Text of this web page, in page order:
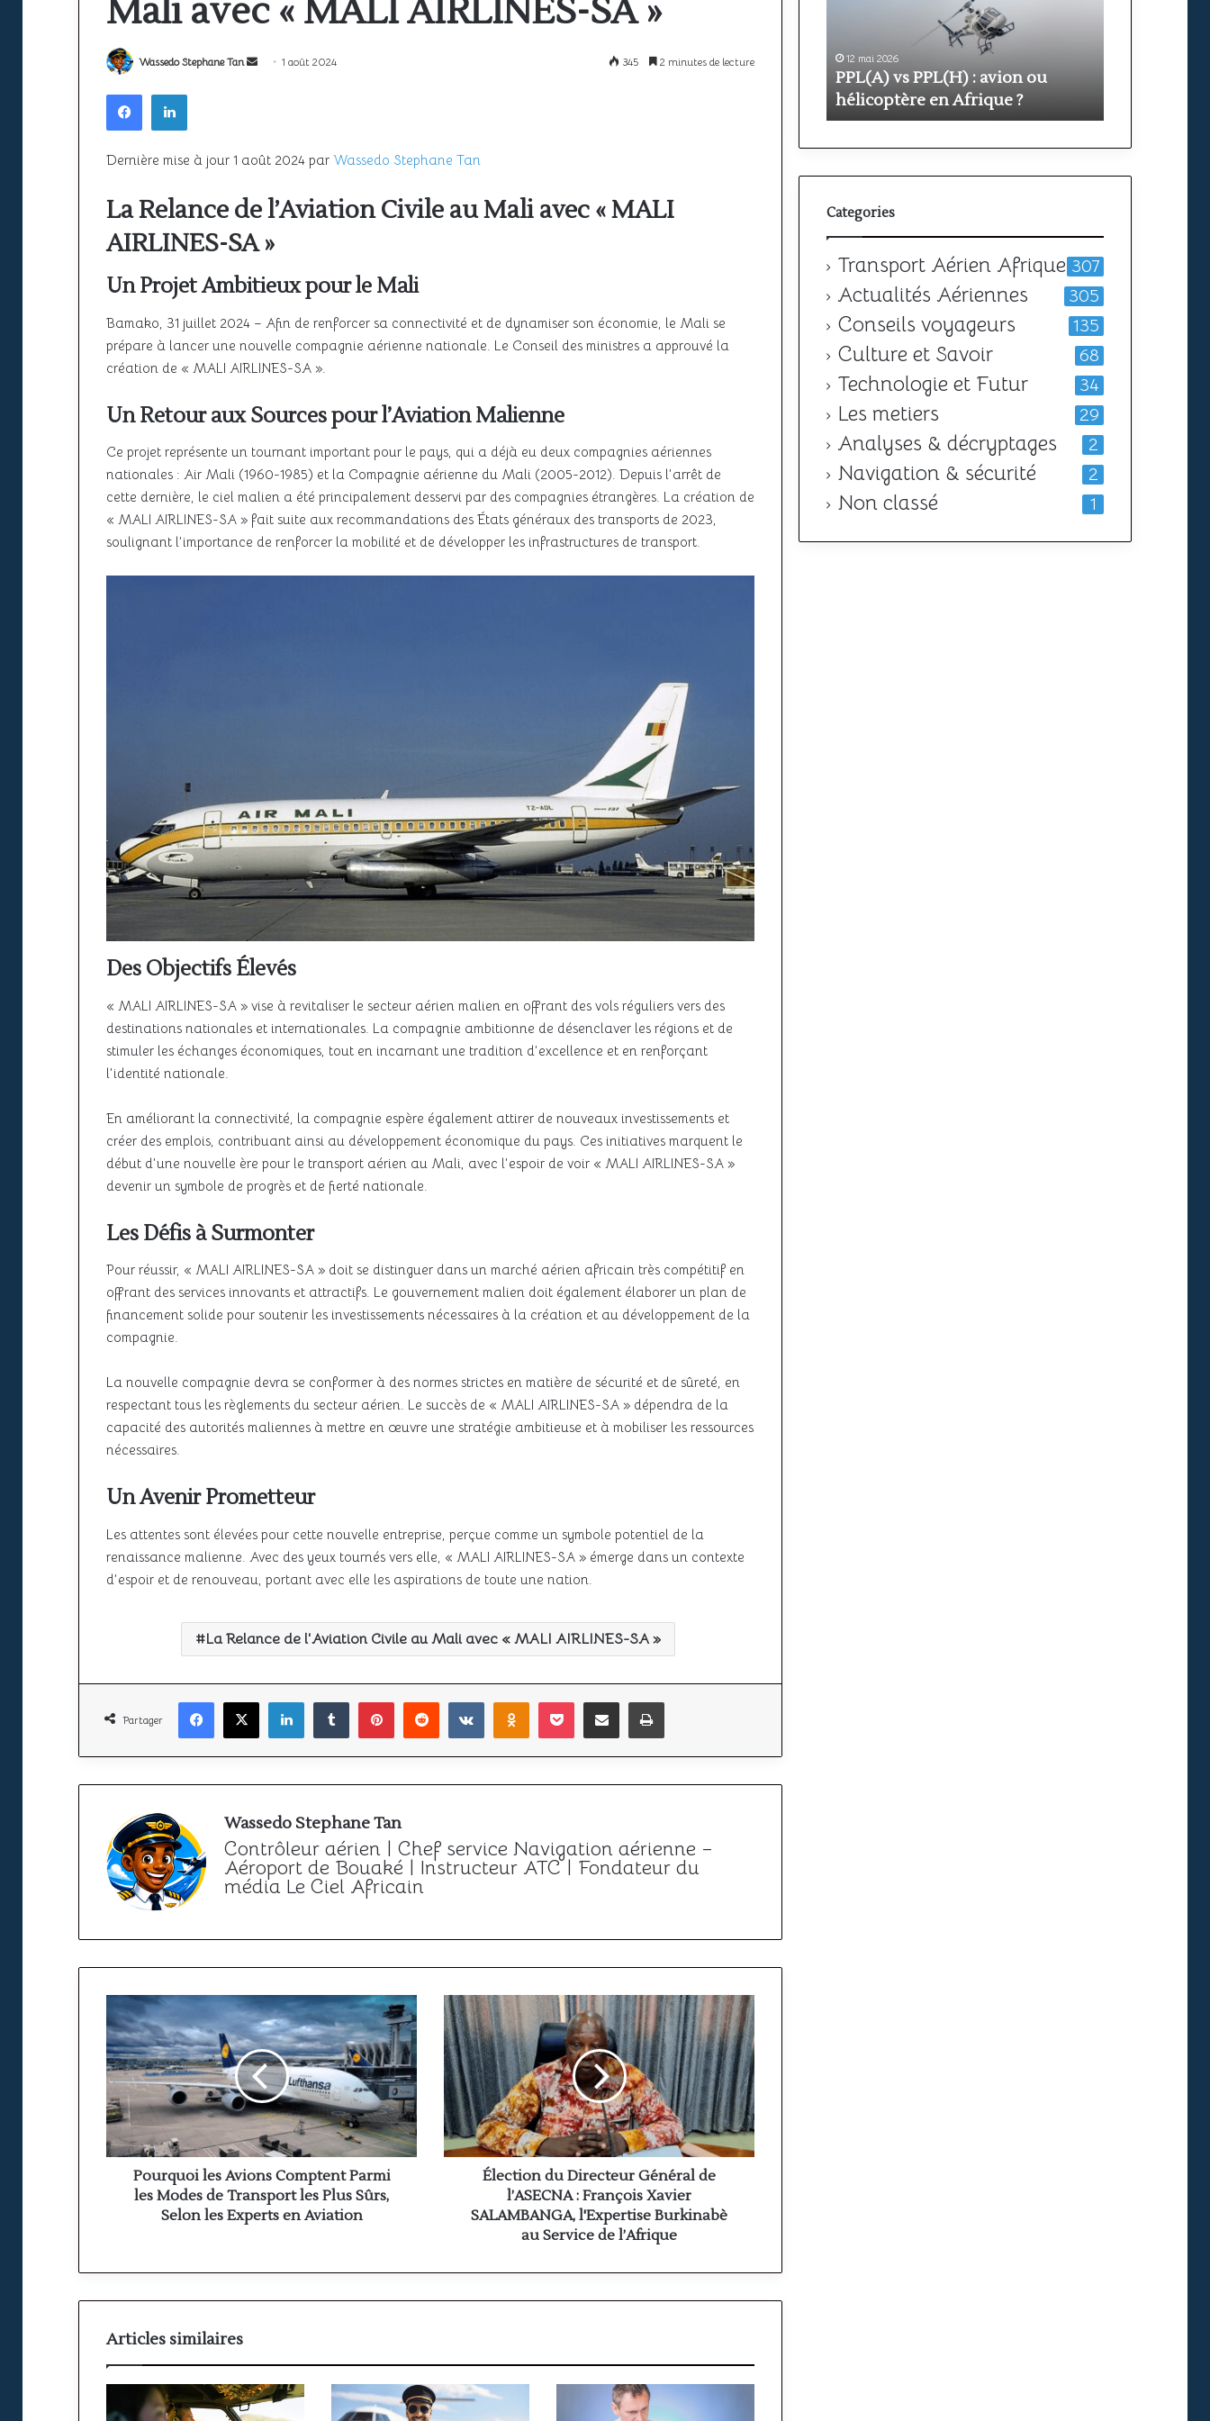
Mali avec « MALI AIRLINES-SA »
Wassedo Stephane Tan
Envoyer1 août 2024 345 2 minutes de lecture
FacebookLinkedin
Dernière mise à jour 1 août 2024 par Wassedo Stephane Tan
La Relance de l’Aviation Civile au Mali avec « MALI
AIRLINES-SA »
Un Projet Ambitieux pour le Mali
Bamako, 31 juillet 2024 – Afin de renforcer sa connectivité et de dynamiser son économie, le Mali se
prépare à lancer une nouvelle compagnie aérienne nationale. Le Conseil des ministres a approuvé la
création de « MALI AIRLINES-SA ».
Un Retour aux Sources pour l’Aviation Malienne
Ce projet représente un tournant important pour le pays, qui a déjà eu deux compagnies aériennes
nationales : Air Mali (1960-1985) et la Compagnie aérienne du Mali (2005-2012). Depuis l’arrêt de
cette dernière, le ciel malien a été principalement desservi par des compagnies étrangères. La création de
« MALI AIRLINES-SA » fait suite aux recommandations des États généraux des transports de 2023,
soulignant l’importance de renforcer la mobilité et de développer les infrastructures de transport.
Des Objectifs Élevés
« MALI AIRLINES-SA » vise à revitaliser le secteur aérien malien en offrant des vols réguliers vers des
destinations nationales et internationales. La compagnie ambitionne de désenclaver les régions et de
stimuler les échanges économiques, tout en incarnant une tradition d’excellence et en renforçant
l’identité nationale.
En améliorant la connectivité, la compagnie espère également attirer de nouveaux investissements et
créer des emplois, contribuant ainsi au développement économique du pays. Ces initiatives marquent le
début d’une nouvelle ère pour le transport aérien au Mali, avec l’espoir de voir « MALI AIRLINES-SA »
devenir un symbole de progrès et de fierté nationale.
Les Défis à Surmonter
Pour réussir, « MALI AIRLINES-SA » doit se distinguer dans un marché aérien africain très compétitif en
offrant des services innovants et attractifs. Le gouvernement malien doit également élaborer un plan de
financement solide pour soutenir les investissements nécessaires à la création et au développement de la
compagnie.
La nouvelle compagnie devra se conformer à des normes strictes en matière de sécurité et de sûreté, en
respectant tous les règlements du secteur aérien. Le succès de « MALI AIRLINES-SA » dépendra de la
capacité des autorités maliennes à mettre en œuvre une stratégie ambitieuse et à mobiliser les ressources
nécessaires.
Un Avenir Prometteur
Les attentes sont élevées pour cette nouvelle entreprise, perçue comme un symbole potentiel de la
renaissance malienne. Avec des yeux tournés vers elle, « MALI AIRLINES-SA » émerge dans un contexte
d’espoir et de renouveau, portant avec elle les aspirations de toute une nation.
La Relance de l'Aviation Civile au Mali avec « MALI AIRLINES-SA »
Partager
Facebook
X LinkedinTumblrPinterest
RedditVKontakteOdnoklassniki
PocketPartager par emailImprimer
Wassedo Stephane Tan
Contrôleur aérien | Chef service Navigation aérienne –
Aéroport de Bouaké | Instructeur ATC | Fondateur du
média Le Ciel Africain
Pourquoi
les
Avions
Comptent
Parmi
les
Modes
de
Transport
Plus
Experts
Aviation
Pourquoi les Avions Comptent Parmi
les Modes de Transport les Plus Sûrs,
Selon les Experts en Aviation
Élection
du
Directeur
Général
de
l’ASECNA
:
François
Xavier
SALAMBANGA,
l'Expertise
Burkinabè
de
Élection du Directeur Général de
l’ASECNA : François Xavier
SALAMBANGA, l'Expertise Burkinabè
au Service de l’Afrique
Articles similaires
Espace aérien africain : la sécurité
à l’épreuve de la croissance du
ciel
unique
peine
22 juin 2026
à
l’étranger
comparatif
12 mai 2026 en
Afrique
12 mai 2026
PPL(A) vs PPL(H) : avion ou
hélicoptère en Afrique ?
licence
Categories
Transport Aérien Afrique 307
Actualités Aériennes 305
Conseils voyageurs 135
Culture et Savoir 68
Technologie et Futur 34
Les metiers 29
Analyses & décryptages 2
Navigation & sécurité 2
Non classé 1